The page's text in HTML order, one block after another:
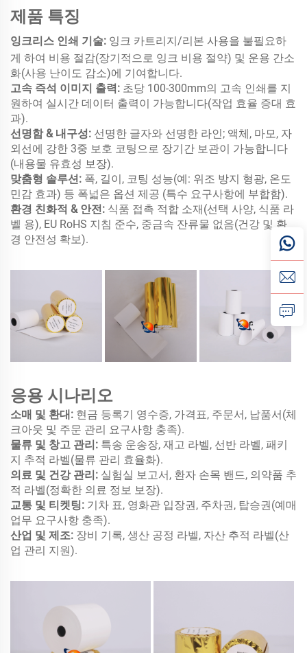
제품 특징
잉크리스 인쇄 기술: 잉크 카트리지/리본 사용을 불필요하
게 하여 비용 절감(장기적으로 잉크 비용 절약) 및 운용 간소
화(사용 난이도 감소)에 기여합니다.
고속 즉석 이미지 출력: 초당 100-300mm의 고속 인쇄를 지
원하여 실시간 데이터 출력이 가능합니다(작업 효율 증대 효
과).
선명함 & 내구성: 선명한 글자와 선명한 라인; 액체, 마모, 자
외선에 강한 3중 보호 코팅으로 장기간 보관이 가능합니다
(내용물 유효성 보장).
맞춤형 솔루션: ​폭, 길이, 코팅 성능(예: 위조 방지 형광, 온도
민감 효과) 등 폭넓은 옵션 제공 (특수 요구사항에 부합함).
환경 친화적 & 안전: 식품 접촉 적합 소재(선택 사양, 식품 라
벨 용), EU RoHS 지침 준수, 중금속 잔류물 없음(건강 및 환
경 안전성 확보).
응용 시나리오
소매 및 환대: 현금 등록기 영수증, 가격표, 주문서, 납품서(체
크아웃 및 주문 관리 요구사항 충족).
물류 및 창고 관리: 특송 운송장, 재고 라벨, 선반 라벨, 패키
지 추적 라벨(물류 관리 효율화).
의료 및 건강 관리: 실험실 보고서, 환자 손목 밴드, 의약품 추
적 라벨(정확한 의료 정보 보장).
교통 및 티켓팅: ​기차 표, 영화관 입장권, 주차권, 탑승권(예매
업무 요구사항 충족).
산업 및 제조: 장비 기록, 생산 공정 라벨, 자산 추적 라벨(산
업 관리 지원).